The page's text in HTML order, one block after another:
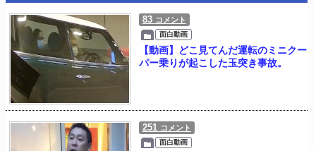
83 コメント
面白動画
【動画】どこ見てんだ運転のミニクー
パー乗りが起こした玉突き事故。
251 コメント
面白動画